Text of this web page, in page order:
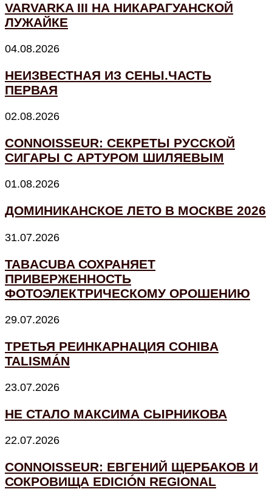
VARVARKA III НА НИКАРАГУАНСКОЙ
ЛУЖАЙКЕ
04.08.2026
НЕИЗВЕСТНАЯ ИЗ СЕНЫ.ЧАСТЬ
ПЕРВАЯ
02.08.2026
CONNOISSEUR: СЕКРЕТЫ РУССКОЙ
СИГАРЫ С АРТУРОМ ШИЛЯЕВЫМ
01.08.2026
ДОМИНИКАНСКОЕ ЛЕТО В МОСКВЕ 2026
31.07.2026
TABACUBA СОХРАНЯЕТ
ПРИВЕРЖЕННОСТЬ
ФОТОЭЛЕКТРИЧЕСКОМУ ОРОШЕНИЮ
29.07.2026
ТРЕТЬЯ РЕИНКАРНАЦИЯ COHIBA
TALISMÁN
23.07.2026
НЕ СТАЛО МАКСИМА СЫРНИКОВА
22.07.2026
CONNOISSEUR: ЕВГЕНИЙ ЩЕРБАКОВ И
СОКРОВИЩА EDICIÓN REGIONAL